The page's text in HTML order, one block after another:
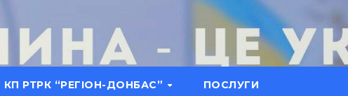
КП РТРК “РЕГІОН-ДОНБАС” ПОСЛУГИ